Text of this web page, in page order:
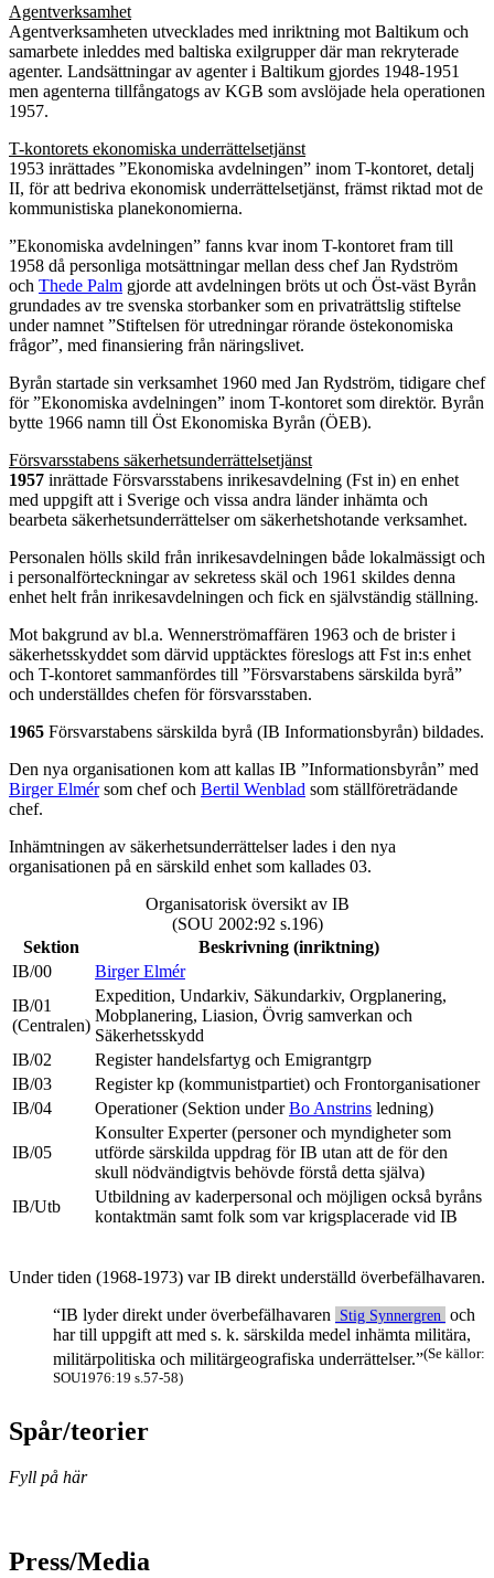
Agentverksamhet
Agentverksamheten utvecklades med inriktning mot Baltikum och
samarbete inleddes med baltiska exilgrupper där man rekryterade
agenter. Landsättningar av agenter i Baltikum gjordes 1948-1951
men agenterna tillfångatogs av KGB som avslöjade hela operationen
1957.
T-kontorets ekonomiska underrättelsetjänst
1953 inrättades ”Ekonomiska avdelningen” inom T-kontoret, detalj
II, för att bedriva ekonomisk underrättelsetjänst, främst riktad mot de
kommunistiska planekonomierna.
”Ekonomiska avdelningen” fanns kvar inom T-kontoret fram till
1958 då personliga motsättningar mellan dess chef Jan Rydström
och Thede Palm gjorde att avdelningen bröts ut och Öst-väst Byrån
grundades av tre svenska storbanker som en privaträttslig stiftelse
under namnet ”Stiftelsen för utredningar rörande östekonomiska
frågor”, med finansiering från näringslivet.
Byrån startade sin verksamhet 1960 med Jan Rydström, tidigare chef
för ”Ekonomiska avdelningen” inom T-kontoret som direktör. Byrån
bytte 1966 namn till Öst Ekonomiska Byrån (ÖEB).
Försvarsstabens säkerhetsunderrättelsetjänst
1957 inrättade Försvarsstabens inrikesavdelning (Fst in) en enhet
med uppgift att i Sverige och vissa andra länder inhämta och
bearbeta säkerhetsunderrättelser om säkerhetshotande verksamhet.
Personalen hölls skild från inrikesavdelningen både lokalmässigt och
i personalförteckningar av sekretess skäl och 1961 skildes denna
enhet helt från inrikesavdelningen och fick en självständig ställning.
Mot bakgrund av bl.a. Wennerströmaffären 1963 och de brister i
säkerhetsskyddet som därvid upptäcktes föreslogs att Fst in:s enhet
och T-kontoret sammanfördes till ”Försvarstabens särskilda byrå”
och underställdes chefen för försvarsstaben.
1965 Försvarstabens särskilda byrå (IB Informationsbyrån) bildades.
Den nya organisationen kom att kallas IB ”Informationsbyrån” med
Birger Elmérsom chef och Bertil Wenblad som ställföreträdande
chef.
Inhämtningen av säkerhetsunderrättelser lades i den nya
organisationen på en särskild enhet som kallades 03.
Organisatorisk översikt av IB
(SOU 2002:92 s.196)
Sektion
Beskrivning (inriktning)
IB/00
Birger Elmér
IB/01
(Centralen)
Expedition, Undarkiv, Säkundarkiv, Orgplanering,
Mobplanering, Liasion, Övrig samverkan och
Säkerhetsskydd
IB/02
Register handelsfartyg och Emigrantgrp
IB/03
Register kp (kommunistpartiet) och Frontorganisationer
IB/04
Operationer (Sektion underBo Anstrins ledning)
IB/05
Konsulter Experter (personer och myndigheter som
utförde särskilda uppdrag för IB utan att de för den
skull nödvändigtvis behövde förstå detta själva)
IB/Utb
Utbildning av kaderpersonal och möjligen också byråns
kontaktmän samt folk som var krigsplacerade vid IB
Under tiden (1968-1973) var IB direkt underställd överbefälhavaren.
“IB lyder direkt under överbefälhavaren
Stig Synnergren och
har till uppgift att med s. k. särskilda medel inhämta militära,
militärpolitiska och militärgeografiska underrättelser.”(Se källor:
SOU1976:19 s.57-58)
Spår/teorier
Fyll på här
Press/Media